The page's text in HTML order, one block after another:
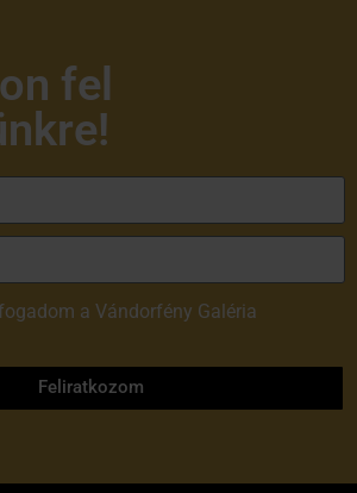
fel
a Vándorfény Galéria
Feliratkozom